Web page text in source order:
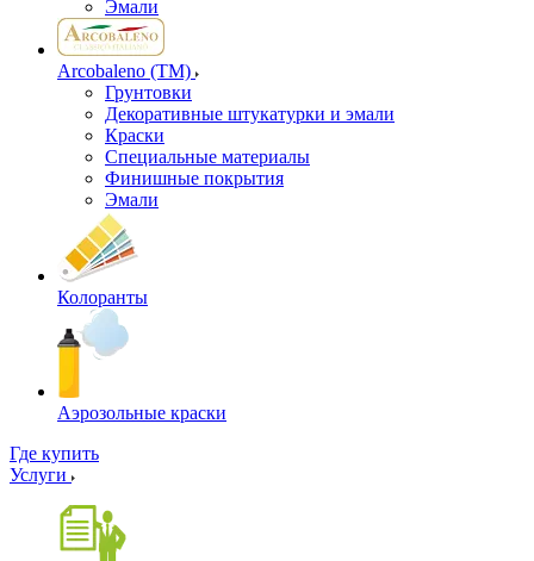
Эмали
Arcobaleno (ТМ)
Грунтовки
Декоративные штукатурки и эмали
Краски
Специальные материалы
Финишные покрытия
Эмали
Колоранты
Аэрозольные краски
Где купить
Услуги